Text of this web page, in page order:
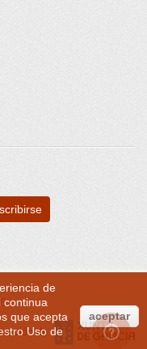
de
continua
que acepta
Uso de
aceptar
de